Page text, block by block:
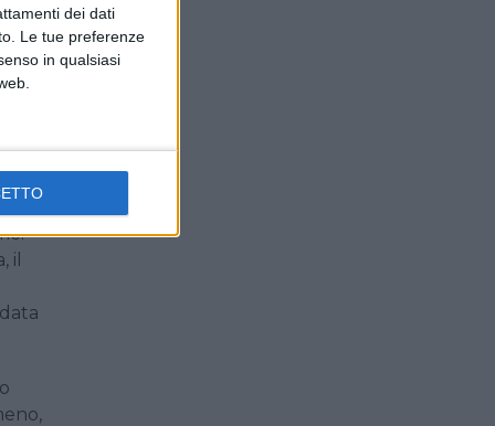
dei dati
Le tue preferenze
in qualsiasi
il